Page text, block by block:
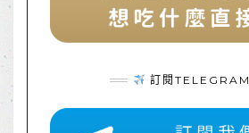
訂閱TELEGRAM